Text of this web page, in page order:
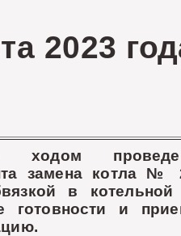
замена котла №
в
готовности и